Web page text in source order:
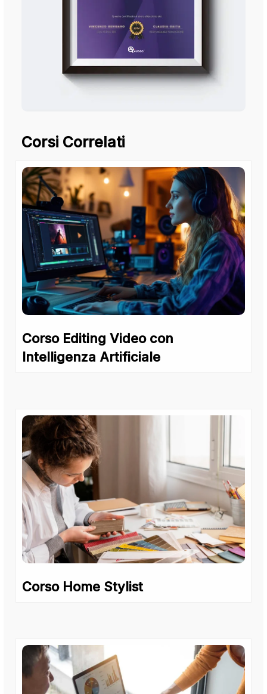
Corsi Correlati
Corso Editing Video con
Intelligenza Artificiale
Corso Home Stylist